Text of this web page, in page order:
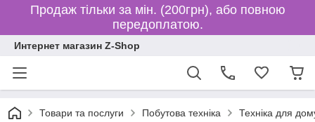
Продаж тільки за мін. (200грн), або повною
передоплатою.
Интернет магазин Z-Shop
Товари та послуги Побутова техніка Техніка для